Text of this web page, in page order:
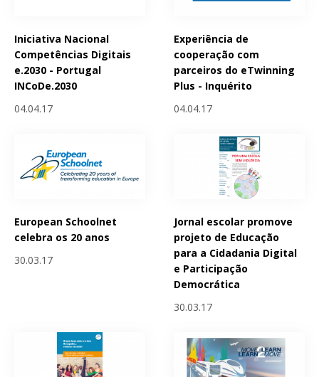
Iniciativa Nacional
Competências Digitais
e.2030 - Portugal
INCoDe.2030
04.04.17
Experiência de
cooperação com
parceiros do eTwinning
Plus - Inquérito
04.04.17
European Schoolnet
celebra os 20 anos
30.03.17
Jornal escolar promove
projeto de Educação
para a Cidadania Digital
e Participação
Democrática
30.03.17